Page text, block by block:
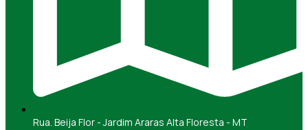
Rua. Beija Flor - Jardim Araras Alta Floresta - MT